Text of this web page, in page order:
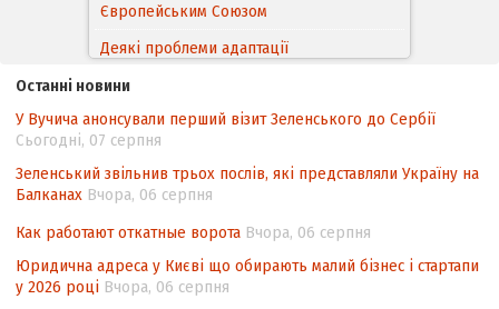
Європейським Cоюзом
Деякі проблеми адаптації
походження товарів відповідно до
Угоди про торговельні аспекти прав
інтелектуальної власності (TRIPS) у
контексті євроінтеграції
Аналіз виборчого законодавства щодо
невизначеності механізму повторного
підрахунку голосів виборців
Інформаційна безпека суспільства
Останні новини
У Вучича анонсували перший візит Зеленського до Сербії
Сьогодні, 07 серпня
Зеленський звільнив трьох послів, які представляли Україну на
Балканах Вчора, 06 серпня
Как работают откатные ворота Вчора, 06 серпня
Юридична адреса у Києві що обирають малий бізнес і стартапи
у 2026 році Вчора, 06 серпня